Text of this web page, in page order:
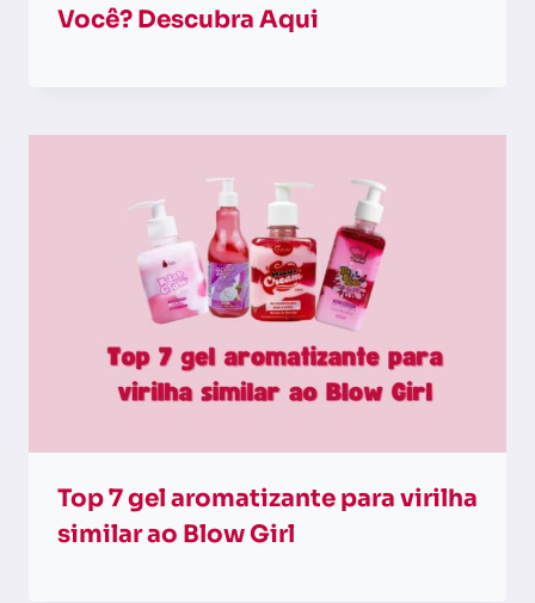
Você? Descubra Aqui
Top 7 gel aromatizante para virilha​
similar ao Blow Girl